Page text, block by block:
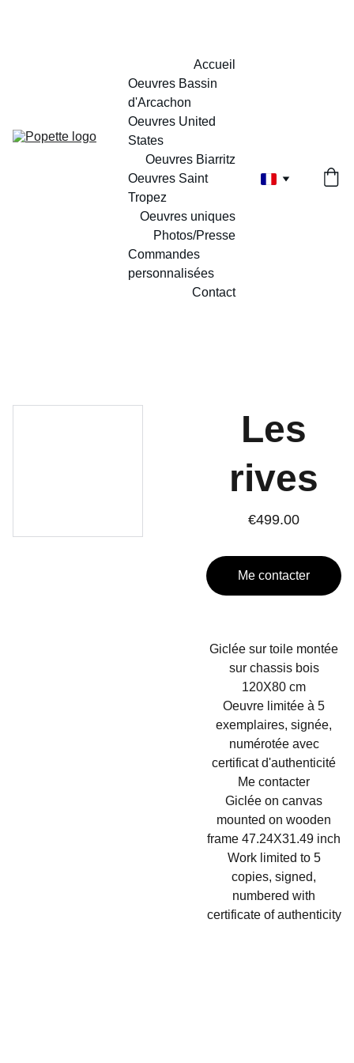
Accueil
Oeuvres Bassin
d'Arcachon
Oeuvres United
States
Oeuvres Biarritz
Oeuvres Saint
Tropez
Oeuvres uniques
Photos/Presse
Commandes
personnalisées
Contact
Les
rives
€499.00
Me contacter
Giclée sur toile montée
sur chassis bois
120X80 cm
Oeuvre limitée à 5
exemplaires, signée,
numérotée avec
certificat d'authenticité
Me contacter
Giclée on canvas
mounted on wooden
frame 47.24X31.49 inch
Work limited to 5
copies, signed,
numbered with
certificate of authenticity